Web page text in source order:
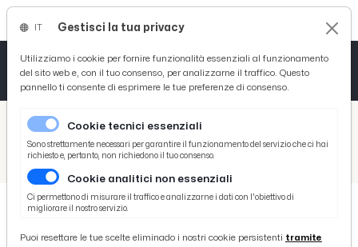
/ Picenotime
/ Sport
Montegranaro, successo nel giorno di Santo Stefano con il ciclocross
Gestisci la tua privacy
Utilizziamo i cookie per fornire funzionalità essenziali al funzionamento
del sito web e, con il tuo consenso, per analizzarne il traffico. Questo
pannello ti consente di esprimere le tue preferenze di consenso.
Cookie tecnici essenziali
Sono strettamente necessari per garantire il funzionamento del servizio che ci hai
richiesto e, pertanto, non richiedono il tuo consenso.
Cookie analitici non essenziali
Ci permettono di misurare il traffico e analizzarne i dati con l'obiettivo di
migliorare il nostro servizio.
Puoi resettare le tue scelte eliminado i nostri cookie persistenti tramite
Tutto News
Tutto Sport
Basket
Ciclismo
Tutto Curiosità